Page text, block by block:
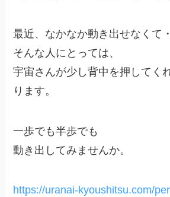
最近、なかなか動き出せなくて
そんな人にとっては、
宇宙さんが少し背中を押してく
ります。
一歩でも半歩でも
動き出してみませんか。
https://uranai-kyoushitsu.com/